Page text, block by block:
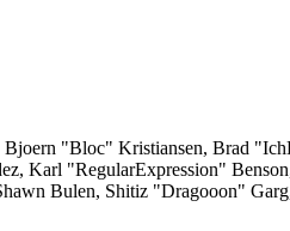
"Bloc" Kristiansen, Brad
Karl "RegularExpression"
Bulen, Shitiz "Dragooon"